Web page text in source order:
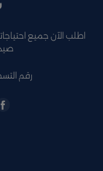
اطلب الآن جميع
رقم التسجيل